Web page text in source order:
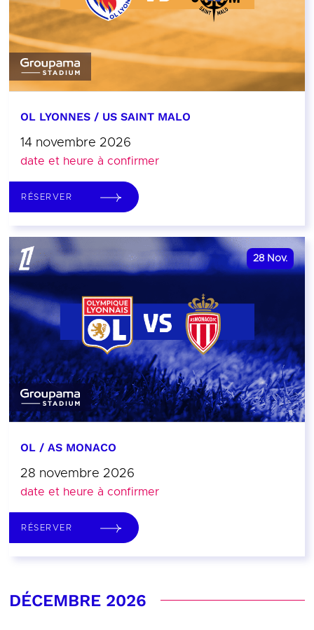
OL LYONNES / US SAINT MALO
14 novembre 2026
date et heure à confirmer
RÉSERVER
28 Nov.
OL / AS MONACO
28 novembre 2026
date et heure à confirmer
RÉSERVER
DÉCEMBRE 2026